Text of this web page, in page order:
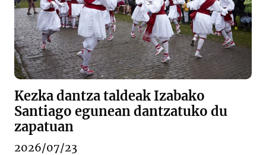
Kezka dantza taldeak Izabako
Santiago egunean dantzatuko du
zapatuan
2026/07/23